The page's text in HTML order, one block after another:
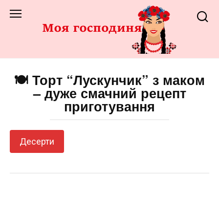
до
🍽️ Торт “Лускунчик” з маком
– дуже смачний рецепт
приготування
Десерти